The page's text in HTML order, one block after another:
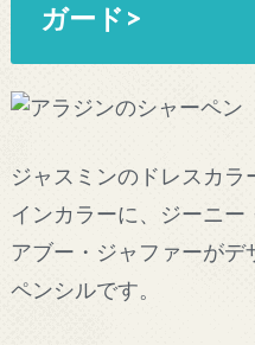
ガード>
ジャスミンのドレスカラ
インカラーに、ジーニー
アブー・ジャファーが
ペンシルです。